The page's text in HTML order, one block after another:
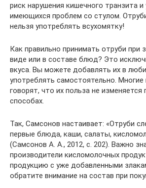
риск нарушения кишечного транзита и
имеющихся проблем со стулом.
нельзя употреблять всухомятку!
Как правильно принимать отруби при
виде или в составе блюд? Это
вкуса. Вы можете добавлять их в
употреблять самостоятельно. Многие
говорят, что их польза не изменяется
способах.
Так, Самсонов настаивает: «Отруби
первые блюда, каши, салаты,
(Самсонов А. А., 2012, с. 202). Важно
производители кисломолочных
продукцию с уже добавленными
обратите внимание на состав при